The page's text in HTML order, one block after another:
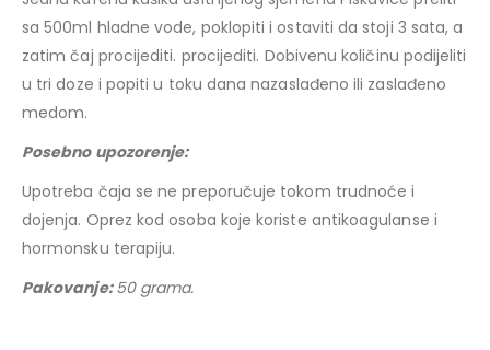
sa 500ml hladne vode, poklopiti i ostaviti da stoji 3 sata, a
zatim čaj procijediti. procijediti. Dobivenu količinu podijeliti
u tri doze i popiti u toku dana nazaslađeno ili zaslađeno
medom.
Posebno upozorenje:
Upotreba čaja se ne preporučuje tokom trudnoće i
dojenja. Oprez kod osoba koje koriste antikoagulanse i
hormonsku terapiju.
Pakovanje:50 grama.